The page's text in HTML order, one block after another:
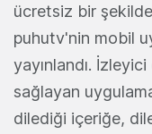
ücretsiz bir
puhutv'nin mobil
yayınlandı.
sağlayan
dilediği içeriğe,